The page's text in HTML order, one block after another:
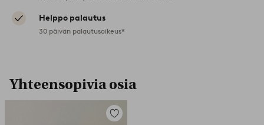
Helppo palautus
30 päivän palautusoikeus*
Yhteensopivia osia
Lisää